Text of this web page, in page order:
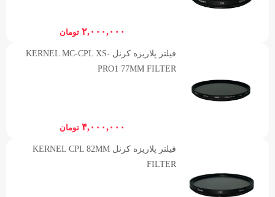
۲,۰۰۰,۰۰۰ تومان
فیلتر پلاریزه کرنل KERNEL MC-CPL XS-
PRO1 77MM FILTER
۴,۰۰۰,۰۰۰ تومان
فیلتر پلاریزه کرنل KERNEL CPL 82MM
FILTER